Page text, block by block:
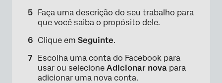
×
Faça uma descrição do seu trabalho para
que você saiba o propósito dele.
Clique em Seguinte.
Escolha uma conta do Facebook para
usar ou selecione Adicionar nova para
adicionar uma nova conta.